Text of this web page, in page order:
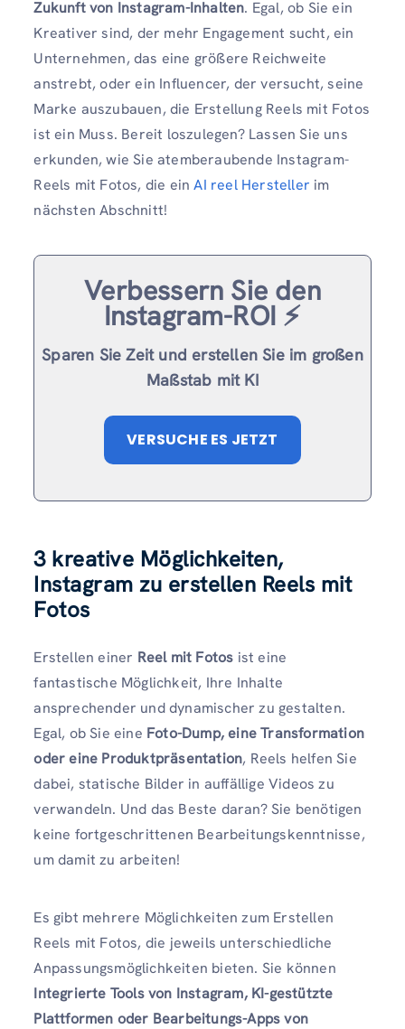
Zukunft von Instagram-Inhalten. Egal, ob Sie ein
Kreativer sind, der mehr Engagement sucht, ein
Unternehmen, das eine größere Reichweite
anstrebt, oder ein Influencer, der versucht, seine
Marke auszubauen, die Erstellung Reels mit Fotos
ist ein Muss. Bereit loszulegen? Lassen Sie uns
erkunden, wie Sie atemberaubende Instagram-
Reels mit Fotos, die einAI reel Hersteller im
nächsten Abschnitt!
Verbessern Sie den
Instagram-ROI ⚡️
Sparen Sie Zeit und erstellen Sie im großen
Maßstab mit KI
VERSUCHE ES JETZT
3 kreative Möglichkeiten,
Instagram zu erstellen Reels mit
Fotos
Erstellen einer Reel mit Fotos ist eine
fantastische Möglichkeit, Ihre Inhalte
ansprechender und dynamischer zu gestalten.
Egal, ob Sie eine Foto-Dump, eine Transformation
oder eine Produktpräsentation, Reels helfen Sie
dabei, statische Bilder in auffällige Videos zu
verwandeln. Und das Beste daran? Sie benötigen
keine fortgeschrittenen Bearbeitungskenntnisse,
um damit zu arbeiten!
Es gibt mehrere Möglichkeiten zum Erstellen
Reels mit Fotos, die jeweils unterschiedliche
Anpassungsmöglichkeiten bieten. Sie können
Integrierte Tools von Instagram, KI-gestützte
Plattformen oder Bearbeitungs-Apps von